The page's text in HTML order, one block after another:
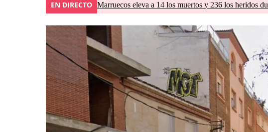
EN DIRECTO Marruecos eleva a 14 los muertos y 236 los heridos